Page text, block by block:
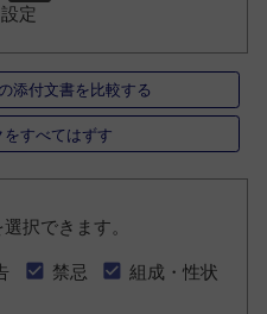
設定
添付文書を比較する
をすべてはずす
択できます。
禁忌
組成・性状